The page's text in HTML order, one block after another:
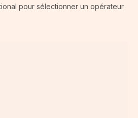
pour sélectionner un opérateur